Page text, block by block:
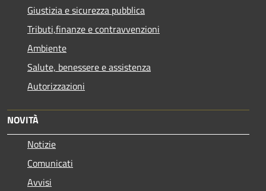
Giustizia e sicurezza pubblica
Tributi,finanze e contravvenzioni
Ambiente
Salute, benessere e assistenza
Autorizzazioni
NOVITÀ
Notizie
Comunicati
Avvisi